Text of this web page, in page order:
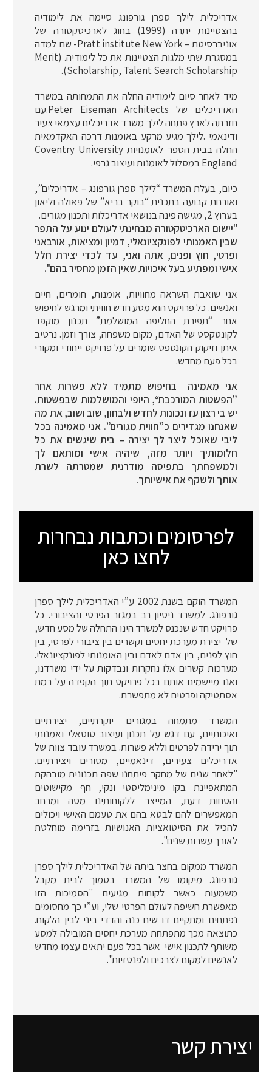
אדריכלית לילך ספרן גורפונג סיימה את לימודיה
בהצטיינות יתרה (1999) בחוג לארכיטקטורה של
אוניברסיטת – Pratt institute New York- שם למדה
במסגרת שתי מלגות הצטיינות את כל לימודיה. (Merit
Scholarship, Talent Search Scholarship).
מיד לאחר סיום לימודיה החלה את התמחותה במשרד
האדריכלים של Peter Eiseman Architects.עם
חזרתה לארץ פתחה לילך משרד אדריכלים עצמאי צעיר
ודינאמי .לילך מגיע מרקע באומנות דרכה האקדמאית
החלה בבית הספר לאומנויות Coventry University
England במסלול לאומנות ועיצוב גרפי.
כיום, בעלת המשרד “לילך ספרן גורפונג – אדריכלים”,
ואורחת קבועה בתכנית “בוקר בריא” של פאולה וליאון
בערוץ 2, מגישה פינה בנושאי אדריכלות ותכנון מגורים.
"יישום הארכיטקטורה מבחינתי לעולם ינוע על התפר
שבין האמנותי לפונקציונאלי, דמיון ומציאות, אורבאני
ופרטי, חוץ ופנים, אתה ואני, עד לכדי יצירת חלל
אישי ומפתיע בעל איכויות שאין הזמן מחסיר בהם".
אני שואבת השראה מחוויות, אומנות, חומרים, חיים
ואנשים. כל פרויקט הוא מסע חדש חוויתי ומרגש לחיפוש
אחר “תפירת החליפה המושלמת” תכנון מוקפד
לקונטקסט של האדם, מקום משפחה, צורך וזמן. נרטיב
איתן וזיקוק הקונספט שומרים על פרויקט ייחודי ומקורי
בכל פעם מחדש.
אני מאמינה בחיפוש מתמיד ללא פשרות אחר
”הפשטות המורכבת“, היופי והמושלמות שבפשטות.
יש בי רצון עז ונכונות לחדש ולבחון, שוב ושוב, את מה
שאנחנו מגדירים כ”חווית מגורים”. אני מאמינה בכל
ליבי שאוכל ליצר לך יצירה – בית שיגשים את כל
חלומותיך ויותר מזה, שיהיה אישי ומותאם לך
ולמשפחתך בתפיסה מודרנית שמטרתה לשרת
אותך ולשקף את אישיותך.
לפרסומים וכתבות נבחרות
לחצו כאן
המשרד הוקם בשנת 2002 ע”י האדריכלית לילך ספרן
גורפונג. למשרד ניסיון רב במגזר הפרטי והציבורי. כל
פרויקט חדש שנכנס למשרד הינו התחלה של מסע חדש,
של יצירת מערכת יחסים וקשרים בין ציבורי לפרטי, בין
חוץ לפנים, בין אדם לאדם ובין האומנותי לפונקציונאלי.
מערכות קשרים אלו נחקרות ונבדקות על ידי משרדנו,
ואנו מיישמים אותם בכל פרויקט תוך הקפדה על רמת
אסתטיקה ופרטים לא מתפשרת.
המשרד מתמחה במגורים יוקרתיים, יצירתיים
ואיכותיים, עם דגש על תכנון ועיצוב טוטאלי ואמנותי
תוך ירידה לפרטים וללא פשרות. במשרד עובד צוות של
אדריכלים צעירים, דינאמיים, מסורים ויצירתיים.
"לאחר שנים של מחקר פיתחנו שפה תכנונית מובהקת
המתאפיינת בקו מינימליסטי ונקי, חף מקישוטים
והסחות דעת, המייצר ללקוחותינו מסה ומרחב
המאפשרים להם לבטא בהם את טעמם האישי ויכולים
להכיל את הסיטואציות האנושיות בזרימה מוחלטת
לאורך עשרות שנים".
המשרד ממקום בחצר ביתה של האדריכלית לילך ספרן
גורפונג. מיקומו של המשרד בסמוך לבית מקבל
משמעות כאשר לקוחות מגיעים "הסמיכות הזו
מאפשרת חשיפה לעולם הפרטי שלי, וע”י כך מחסומים
נפתחים ומתקיים דו שיח כנה והדדי ביני לבין הלקוח.
כתוצאה מכך מתפתחת מערכת יחסים המובילה למסע
משותף לתכנון אישי אשר בכל פעם יתאים עצמו מחדש
לאנשים למקום לצרכים ולפנטזיות".
יצירת קשר